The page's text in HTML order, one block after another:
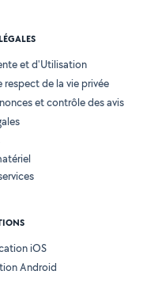
et d'Utilisation
de la vie privée
et contrôle des avis
iOS
Android